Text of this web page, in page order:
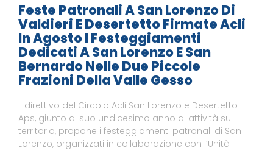
Feste Patronali A San Lorenzo Di
Valdieri E Desertetto Firmate Acli
In Agosto I Festeggiamenti
Dedicati A San Lorenzo E San
Bernardo Nelle Due Piccole
Frazioni Della Valle Gesso
Il direttivo del Circolo Acli San Lorenzo e Desertetto
Aps, giunto al suo undicesimo anno di attività sul
territorio, propone i festeggiamenti patronali di San
Lorenzo, organizzati in collaborazione con l’Unità